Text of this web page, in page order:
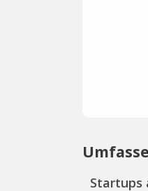
Startups